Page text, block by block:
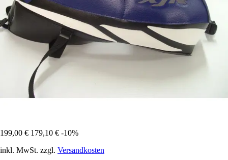
199,00 € 179,10 € -10%
inkl. MwSt. zzgl. Versandkosten